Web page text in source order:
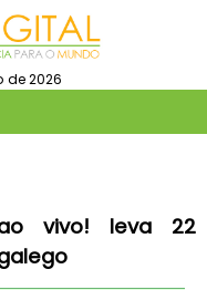
2026
vivo! leva 22